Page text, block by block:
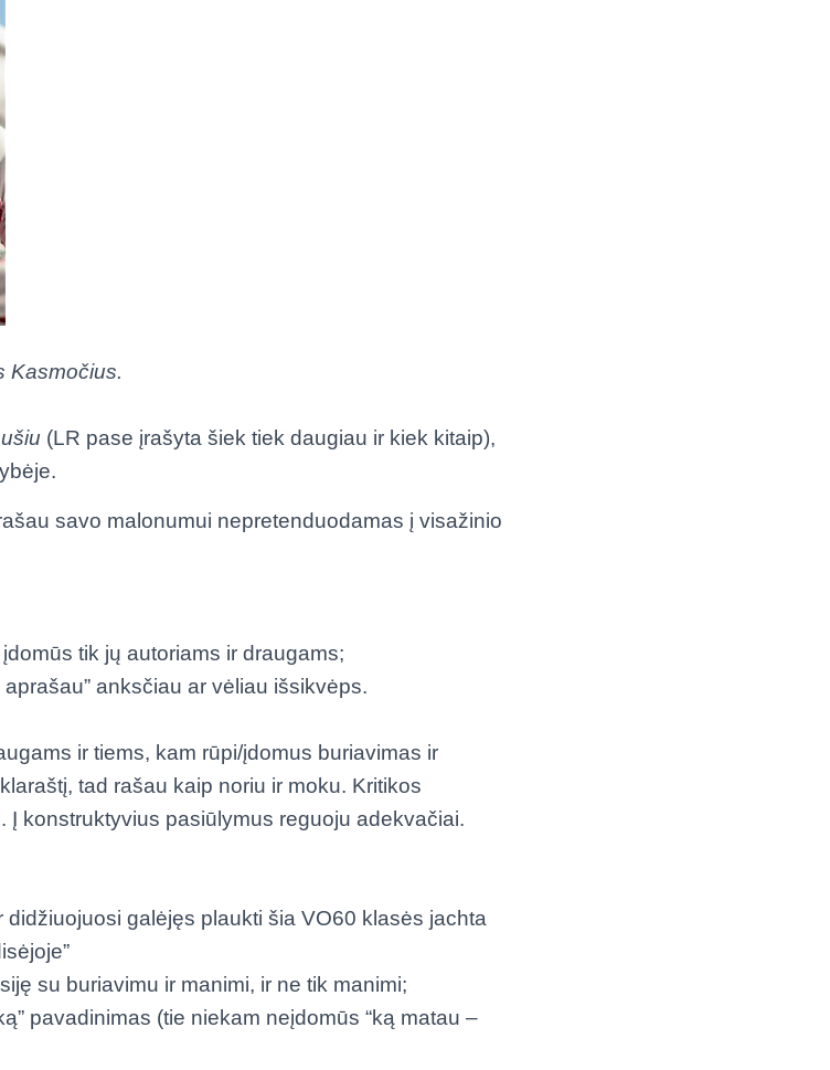
Kasmočius.
(LR pase įrašyta šiek tiek daugiau ir kiek kitaip),
savo malonumui nepretenduodamas į visažinio
tik jų autoriams ir draugams;
anksčiau ar vėliau išsikvėps.
ir tiems, kam rūpi/įdomus buriavimas ir
tad rašau kaip noriu ir moku. Kritikos
Į konstruktyvius pasiūlymus reguoju adekvačiai.
galėjęs plaukti šia VO60 klasės jachta
su buriavimu ir manimi, ir ne tik manimi;
pavadinimas (tie niekam neįdomūs “ką matau –